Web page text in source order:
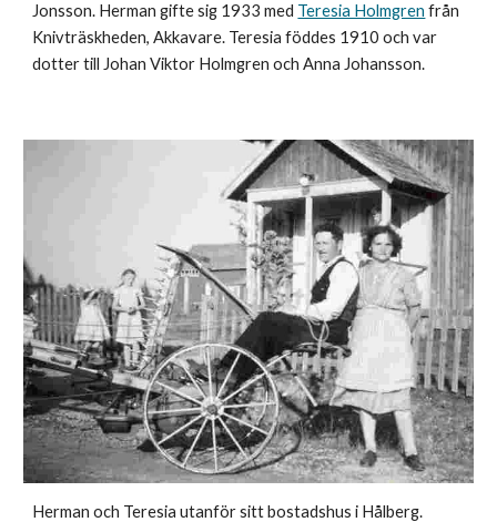
Jonsson. Herman gifte sig 1933 med Teresia Holmgren från
Knivträskheden, Akkavare. Teresia föddes 1910 och var
dotter till Johan Viktor Holmgren ochAnna Johansson.
Herman och Teresia utanför sitt bostadshus i Hålberg.